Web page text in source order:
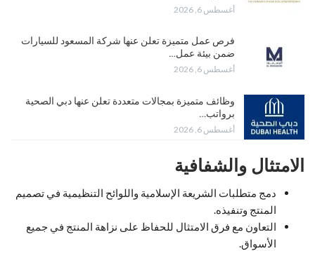
أغسطس 6, 2026
فرص عمل متميزة تعلن عنها شركة المسعود للسيارات
ضمن بيئة عمل…
أغسطس 6, 2026
وظائف متميزة بمجالات متعددة تعلن عنها دبي الصحية
برواتب…
أغسطس 6, 2026
الامتثال والشفافية
دمج متطلبات الشريعة الإسلامية واللوائح التنظيمية في تصميم
المنتج وتنفيذه.
التعاون مع فرق الامتثال للحفاظ على نزاهة المنتج في جميع
الأسواق.